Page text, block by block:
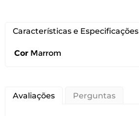
Características e Especificações
Cor Marrom
Avaliações Perguntas